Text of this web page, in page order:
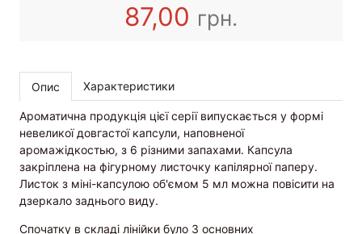
87,00 грн.
Опис Характеристики
Ароматична продукція цієї серії випускається у формі
невеликої довгастої капсули, наповненої
аромажідкостью, з 6 різними запахами. Капсула
закріплена на фігурному листочку капілярної паперу.
Листок з міні-капсулою об'ємом 5 мл можна повісити на
дзеркало заднього виду.
Спочатку в складі лінійки було 3 основних